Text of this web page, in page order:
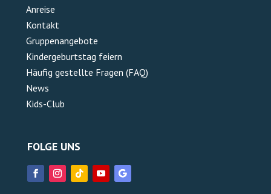
Anreise
Kontakt
Gruppenangebote
Kindergeburtstag feiern
Häufig gestellte Fragen (FAQ)
News
Kids-Club
FOLGE UNS